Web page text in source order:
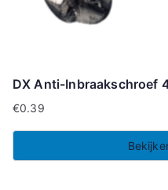
DX Anti-Inbraakschroef
€0.39